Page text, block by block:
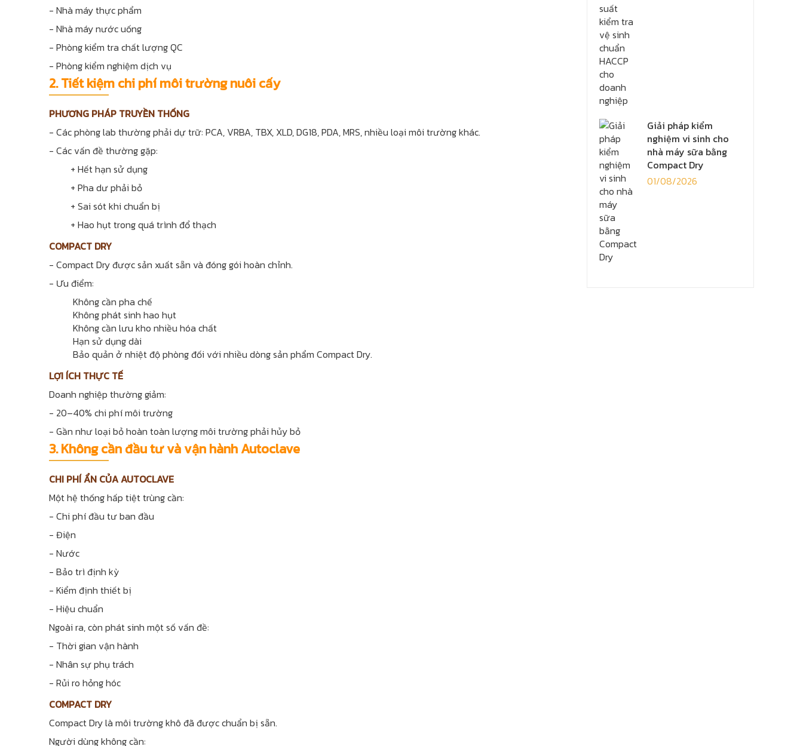
- Nhà máy thực phẩm
- Nhà máy nước uống
- Phòng kiểm tra chất lượng QC
- Phòng kiểm nghiệm dịch vụ
2. Tiết kiệm chi phí môi trường nuôi cấy
PHƯƠNG PHÁP TRUYỀN THỐNG
- Các phòng lab thường phải dự trữ: PCA, VRBA, TBX, XLD, DG18, PDA, MRS, nhiều loại môi trường khác.
- Các vấn đề thường gặp:
+ Hết hạn sử dụng
+ Pha dư phải bỏ
+ Sai sót khi chuẩn bị
+ Hao hụt trong quá trình đổ thạch
COMPACT DRY
- Compact Dry được sản xuất sẵn và đóng gói hoàn chỉnh.
- Ưu điểm:
Không cần pha chế
Không phát sinh hao hụt
Không cần lưu kho nhiều hóa chất
Hạn sử dụng dài
Bảo quản ở nhiệt độ phòng đối với nhiều dòng sản phẩm Compact Dry.
LỢI ÍCH THỰC TẾ
Doanh nghiệp thường giảm:
- 20–40% chi phí môi trường
- Gần như loại bỏ hoàn toàn lượng môi trường phải hủy bỏ
3. Không cần đầu tư và vận hành Autoclave
CHI PHÍ ẨN CỦA AUTOCLAVE
Một hệ thống hấp tiệt trùng cần:
- Chi phí đầu tư ban đầu
- Điện
- Nước
- Bảo trì định kỳ
- Kiểm định thiết bị
- Hiệu chuẩn
Ngoài ra, còn phát sinh một số vấn đề:
- Thời gian vận hành
- Nhân sự phụ trách
- Rủi ro hỏng hóc
COMPACT DRY
Compact Dry là môi trường khô đã được chuẩn bị sẵn.
Người dùng không cần:
Giải pháp kiểm
nghiệm vi sinh cho
nhà máy sữa bằng
Compact Dry
01/08/2026